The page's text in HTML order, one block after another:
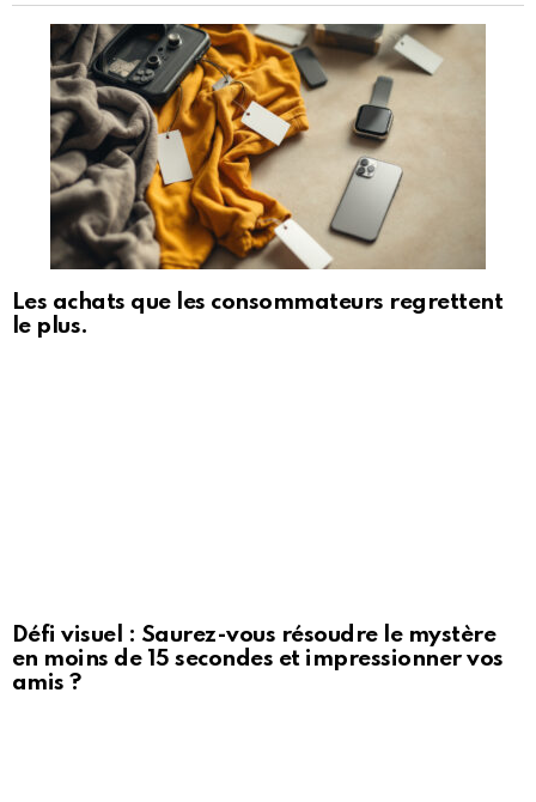
Les achats que les consommateurs regrettent
le plus.
Défi visuel : Saurez-vous résoudre le mystère
en moins de 15 secondes et impressionner vos
amis ?